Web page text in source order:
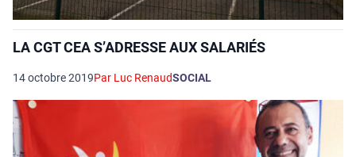
LA CGT CEA S’ADRESSE AUX SALARIÉS
14 octobre 2019Par Luc RenaudSOCIAL